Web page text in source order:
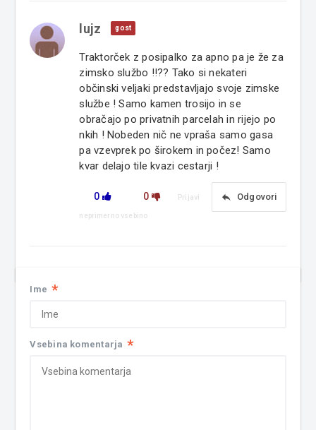
lujz gost
Traktorček z posipalko za apno pa je že za
zimsko službo !!?? Tako si nekateri
občinski veljaki predstavljajo svoje zimske
službe ! Samo kamen trosijo in se
obračajo po privatnih parcelah in rijejo po
nkih ! Nobeden nič ne vpraša samo gasa
pa vzevprek po širokem in počez! Samo
kvar delajo tile kvazi cestarji !
0 0 reply Odgovori
Prijavi
neprimerno vsebino
Ime *
Vsebina komentarja *